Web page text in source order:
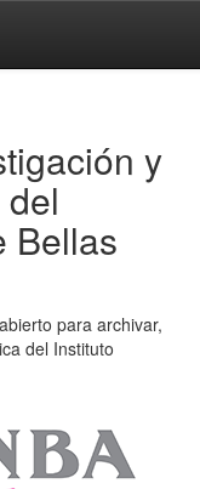
y
Bellas
para archivar,
del Instituto